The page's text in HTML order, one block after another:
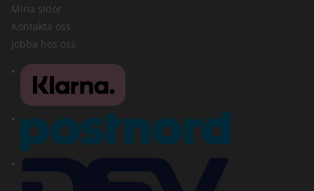
Mina sidor
Kontakta oss
Jobba hos oss